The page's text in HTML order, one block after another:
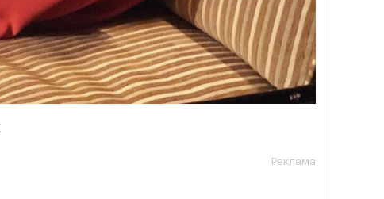
Реклама